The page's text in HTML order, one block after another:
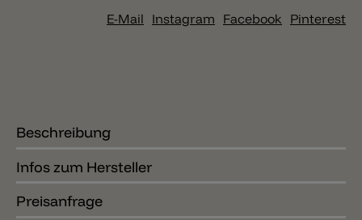
E-Mail Instagram Facebook Pinterest
Beschreibung
Infos zum Hersteller
Preisanfrage